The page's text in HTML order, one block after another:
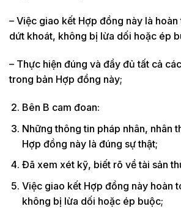
– Việc giao kết Hợp đồng này là
dứt khoát, không bị lừa dối hoặc ép
– Thực hiện đúng và đầy đủ tất cả
trong bản Hợp đồng này;
Bên B cam đoan:
Những thông tin pháp nhân, nhân
Hợp đồng này là đúng sự thật;
Đã xem xét kỹ, biết rõ về tài sản
Việc giao kết Hợp đồng này hoàn
không bị lừa dối hoặc ép buộc;